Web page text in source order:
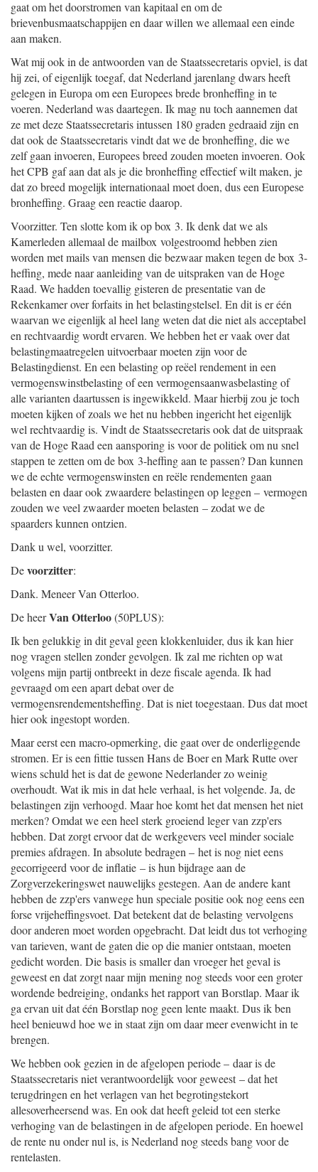
gaat om het doorstromen van kapitaal en om de
brievenbusmaatschappijen en daar willen we allemaal een einde
aan maken.
Wat mij ook in de antwoorden van de Staatssecretaris opviel, is dat
hij zei, of eigenlijk toegaf, dat Nederland jarenlang dwars heeft
gelegen in Europa om een Europees brede bronheffing in te
voeren. Nederland was daartegen. Ik mag nu toch aannemen dat
ze met deze Staatssecretaris intussen 180 graden gedraaid zijn en
dat ook de Staatssecretaris vindt dat we de bronheffing, die we
zelf gaan invoeren, Europees breed zouden moeten invoeren. Ook
het CPB gaf aan dat als je die bronheffing effectief wilt maken, je
dat zo breed mogelijk internationaal moet doen, dus een Europese
bronheffing. Graag een reactie daarop.
Voorzitter. Ten slotte kom ik op box 3. Ik denk dat we als
Kamerleden allemaal de mailbox volgestroomd hebben zien
worden met mails van mensen die bezwaar maken tegen de box 3-
heffing, mede naar aanleiding van de uitspraken van de Hoge
Raad. We hadden toevallig gisteren de presentatie van de
Rekenkamer over forfaits in het belastingstelsel. En dit is er één
waarvan we eigenlijk al heel lang weten dat die niet als acceptabel
en rechtvaardig wordt ervaren. We hebben het er vaak over dat
belastingmaatregelen uitvoerbaar moeten zijn voor de
Belastingdienst. En een belasting op reëel rendement in een
vermogenswinstbelasting of een vermogensaanwasbelasting of
alle varianten daartussen is ingewikkeld. Maar hierbij zou je toch
moeten kijken of zoals we het nu hebben ingericht het eigenlijk
wel rechtvaardig is. Vindt de Staatssecretaris ook dat de uitspraak
van de Hoge Raad een aansporing is voor de politiek om nu snel
stappen te zetten om de box 3-heffing aan te passen? Dan kunnen
we de echte vermogenswinsten en reële rendementen gaan
belasten en daar ook zwaardere belastingen op leggen – vermogen
zouden we veel zwaarder moeten belasten – zodat we de
spaarders kunnen ontzien.
Dank u wel, voorzitter.
Devoorzitter:
Dank. Meneer Van Otterloo.
De heerVan Otterloo(50PLUS):
Ik ben gelukkig in dit geval geen klokkenluider, dus ik kan hier
nog vragen stellen zonder gevolgen. Ik zal me richten op wat
volgens mijn partij ontbreekt in deze fiscale agenda. Ik had
gevraagd om een apart debat over de
vermogensrendementsheffing. Dat is niet toegestaan. Dus dat moet
hier ook ingestopt worden.
Maar eerst een macro-opmerking, die gaat over de onderliggende
stromen. Er is een fittie tussen Hans de Boer en Mark Rutte over
wiens schuld het is dat de gewone Nederlander zo weinig
overhoudt. Wat ik mis in dat hele verhaal, is het volgende. Ja, de
belastingen zijn verhoogd. Maar hoe komt het dat mensen het niet
merken? Omdat we een heel sterk groeiend leger van zzp'ers
hebben. Dat zorgt ervoor dat de werkgevers veel minder sociale
premies afdragen. In absolute bedragen – het is nog niet eens
gecorrigeerd voor de inflatie – is hun bijdrage aan de
Zorgverzekeringswet nauwelijks gestegen. Aan de andere kant
hebben de zzp'ers vanwege hun speciale positie ook nog eens een
forse vrijeheffingsvoet. Dat betekent dat de belasting vervolgens
door anderen moet worden opgebracht. Dat leidt dus tot verhoging
van tarieven, want de gaten die op die manier ontstaan, moeten
gedicht worden. Die basis is smaller dan vroeger het geval is
geweest en dat zorgt naar mijn mening nog steeds voor een groter
wordende bedreiging, ondanks het rapport van Borstlap. Maar ik
ga ervan uit dat één Borstlap nog geen lente maakt. Dus ik ben
heel benieuwd hoe we in staat zijn om daar meer evenwicht in te
brengen.
We hebben ook gezien in de afgelopen periode – daar is de
Staatssecretaris niet verantwoordelijk voor geweest – dat het
terugdringen en het verlagen van het begrotingstekort
allesoverheersend was. En ook dat heeft geleid tot een sterke
verhoging van de belastingen in de afgelopen periode. En hoewel
de rente nu onder nul is, is Nederland nog steeds bang voor de
rentelasten.